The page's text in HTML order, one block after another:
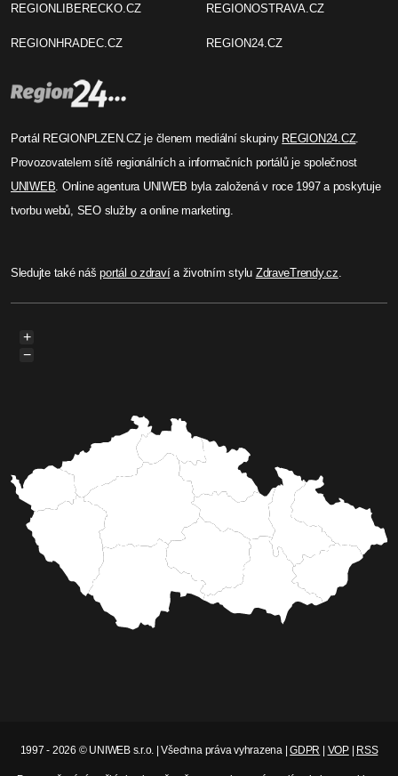
REGIONLIBERECKO.CZ
REGIONHRADEC.CZ
REGIONOSTRAVA.CZ
REGION24.CZ
Portál REGIONPLZEN.CZ je členem mediální skupiny REGION24.CZ.
Provozovatelem sítě regionálních a informačních portálů je společnost
UNIWEB . Online agentura UNIWEB byla založená v roce 1997 a poskytuje
tvorbu webů, SEO služby a online marketing.
Sledujte také nášportál o zdravía životním stylu ZdraveTrendy.cz
+
−
1997 - 2026 © UNIWEB s.r.o. | Všechna práva vyhrazena |GDPR | VOP| RSS